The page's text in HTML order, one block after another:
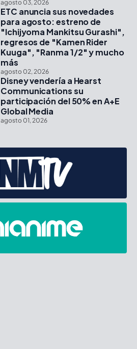
agosto 03, 2026
ETC anuncia sus novedades
para agosto: estreno de
"Ichijyoma Mankitsu Gurashi",
regresos de "Kamen Rider
Kuuga", "Ranma 1/2" y mucho
más
agosto 02, 2026
Disney vendería a Hearst
Communications su
participación del 50% en A+E
Global Media
agosto 01, 2026